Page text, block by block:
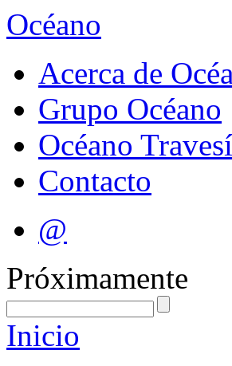
Océano
Acerca de
Grupo Océano
Océano
Contacto
@
Próximamente
Inicio